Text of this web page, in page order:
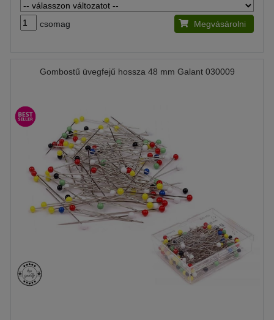
csomag Megvásárolni
Gombostű üvegfejű hossza 48 mm Galant 030009